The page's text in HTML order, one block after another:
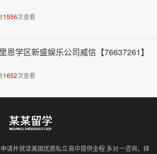
1556次查看
恩学区新盛娱乐公司威信【76637261】
1652次查看
请并就读美国优质私立高中提供全程 多对一咨询，择